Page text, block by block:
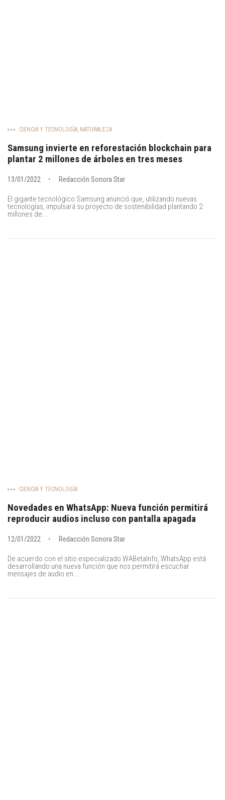
CIENCIA Y TECNOLOGÍA, NATURALEZA
Samsung invierte en reforestación blockchain para
plantar 2 millones de árboles en tres meses
13/01/2022 Redacción Sonora Star
El gigante tecnológico Samsung anunció que, utilizando nuevas
tecnologías, impulsará su proyecto de sostenibilidad plantando 2
millones de...
CIENCIA Y TECNOLOGÍA
Novedades en WhatsApp: Nueva función permitirá
reproducir audios incluso con pantalla apagada
12/01/2022 Redacción Sonora Star
De acuerdo con el sitio especializado WABetaInfo, WhatsApp está
desarrollando una nueva función que nos permitirá escuchar
mensajes de audio en...